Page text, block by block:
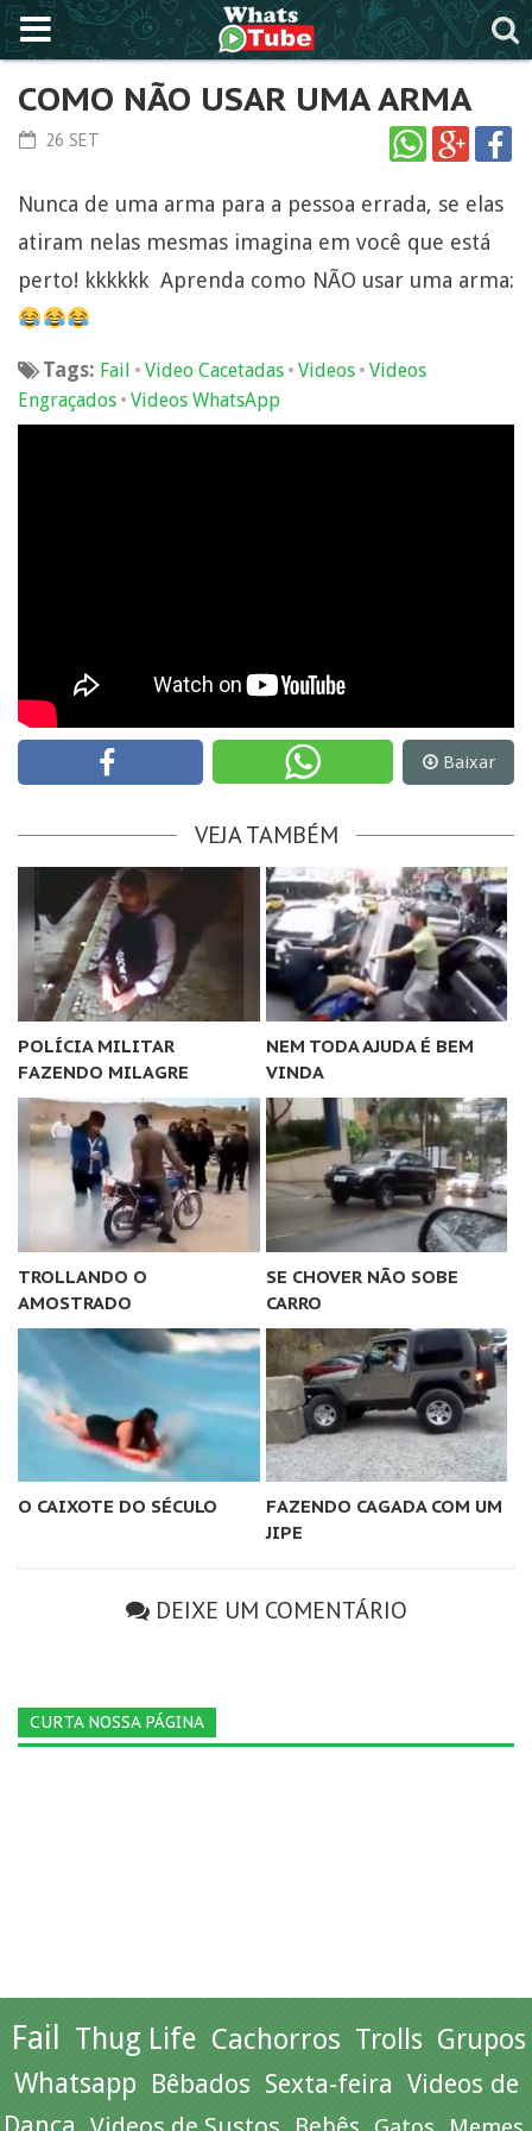
COMO NÃO USAR UMA ARMA
26 SET
Nunca de uma arma para a pessoa errada, se elas
atiram nelas mesmas imagina em você que está
perto! kkkkkk Aprenda como NÃO usar uma arma:
Tags: Fail • Video Cacetadas • Videos • Videos
Engraçados • Videos WhatsApp
Baixar
VEJA TAMBÉM
POLÍCIA MILITAR
FAZENDO MILAGRE
NEM TODA AJUDA É BEM
VINDA
TROLLANDO O
AMOSTRADO
SE CHOVER NÃO SOBE
CARRO
O CAIXOTE DO SÉCULO
FAZENDO CAGADA COM UM
JIPE
DEIXE UM COMENTÁRIO
CURTA NOSSA PÁGINA
Fail Thug Life Cachorros Trolls Grupos
Whatsapp Bêbados Sexta-feira Videos de